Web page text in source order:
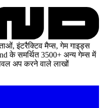
इंटरैक्टिव मैप्स, गेम गाइड्स
के समर्थित 3500+ अन्य गेम्स में
अप करने वाले लाखों